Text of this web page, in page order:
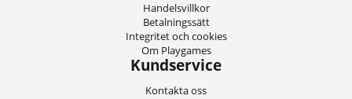
Handelsvillkor
Betalningssätt
Integritet och cookies
Om Playgames
Kundservice
Kontakta oss